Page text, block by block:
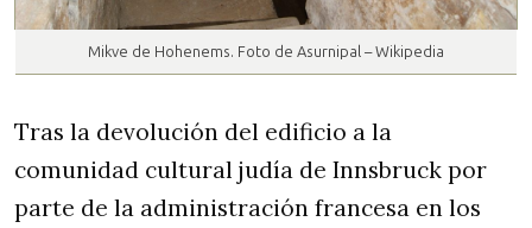
Mikve de Hohenems. Foto de Asurnipal – Wikipedia
Tras la devolución del edificio a la
comunidad cultural judía de Innsbruck por
parte de la administración francesa en los